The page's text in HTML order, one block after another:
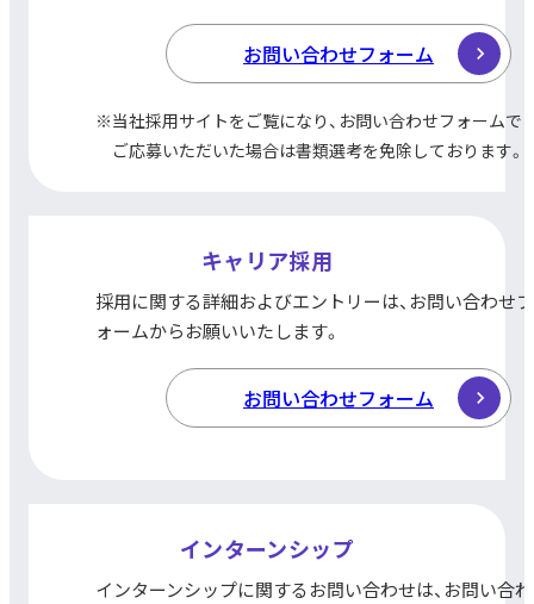
お問い合わせフォーム
※当社採用サイトをご覧になり、 お問い合わせフォームで
ご応募いただいた場合は書類選考を免除して おります。
キャリア採用
採用に関する詳細およびエントリーは、 お問い合わせフ
ォームからお願いいたします。
お問い合わせフォーム
インターンシップ
インターンシップに関する お問い合わせは、 お問い合わ